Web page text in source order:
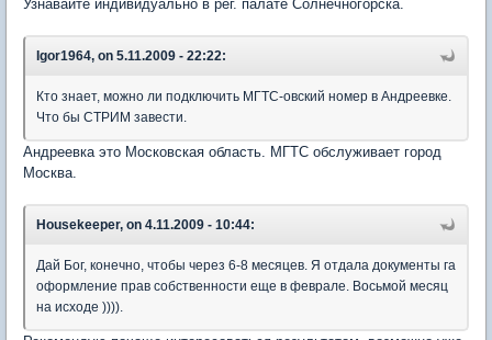
Узнавайте индивидуально в рег. палате Солнечногорска.
Igor1964, on 5.11.2009 - 22:22:
Кто знает, можно ли подключить МГТС-овский номер в Андреевке.
Что бы СТРИМ завести.
Андреевка это Московская область. МГТС обслуживает город
Москва.
Housekeeper, on 4.11.2009 - 10:44:
Дай Бог, конечно, чтобы через 6-8 месяцев. Я отдала документы га
оформление прав собственности еще в феврале. Восьмой месяц
на исходе )))).